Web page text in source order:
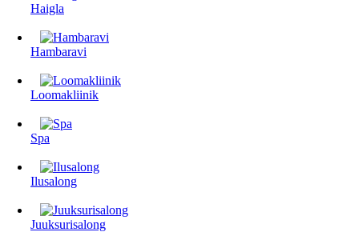
Haigla
Hambaravi
Loomakliinik
Spa
Ilusalong
Juuksurisalong